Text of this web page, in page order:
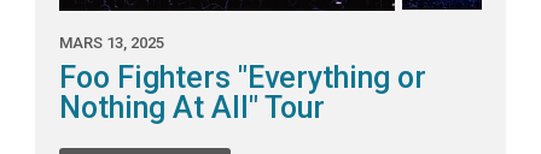
MARS 13, 2025
Foo Fighters "Everything or
Nothing At All" Tour